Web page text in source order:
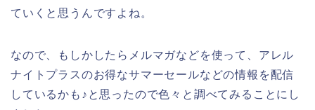
ていくと思うんですよね。
なので、もしかしたらメルマガなどを使って、アレル
ナイトプラスのお得なサマーセールなどの情報を配信
しているかも♪と思ったので色々と調べてみることにし